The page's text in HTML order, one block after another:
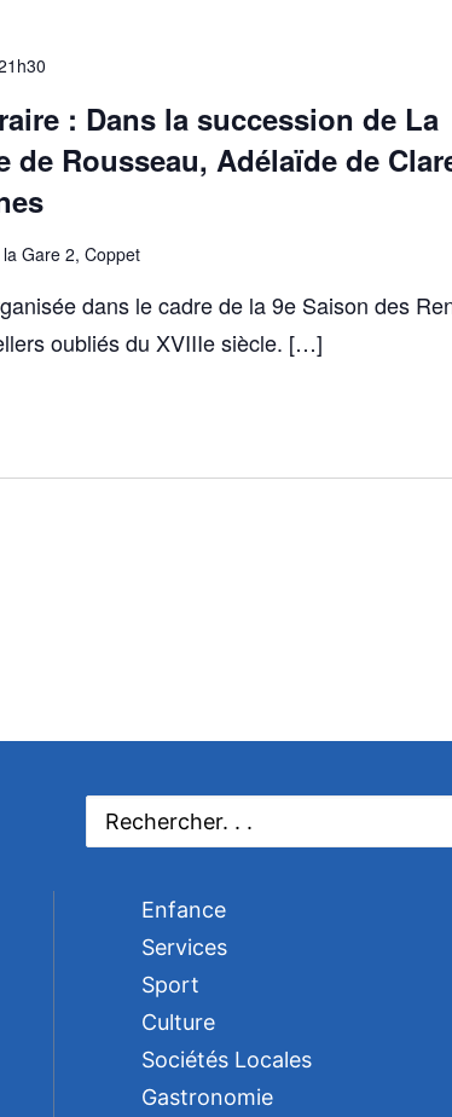
: Dans la succession de La
de Rousseau, Adélaïde de
Gare 2, Coppet
dans le cadre de la 9e Saison des
oubliés du XVIIIe siècle. […]
Enfance
Services
Sport
Culture
Sociétés Locales
Gastronomie